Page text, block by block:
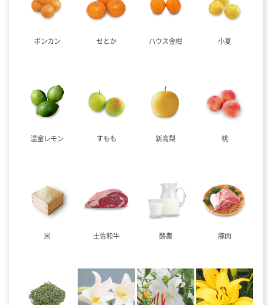
ポンカン せとか ハウス金柑 小夏
温室レモン すもも 新高梨 桃
米 土佐和牛 酪農 豚肉